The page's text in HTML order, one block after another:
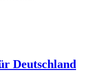
Deutschland